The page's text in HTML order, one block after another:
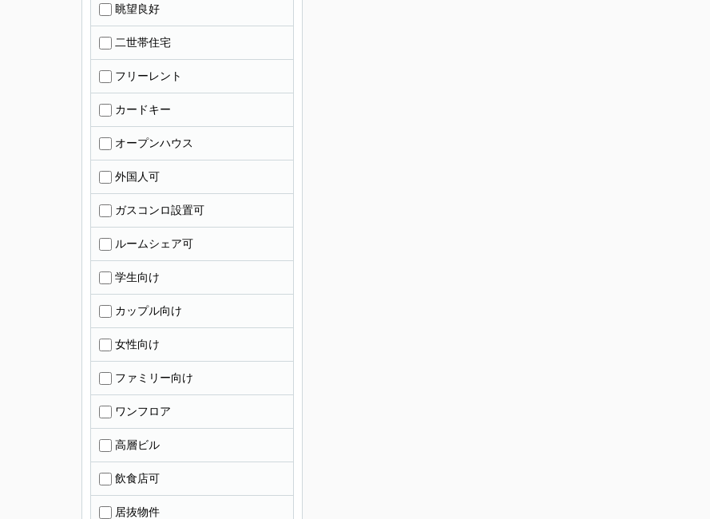
眺望良好
二世帯住宅
フリーレント
カードキー
オープンハウス
外国人可
ガスコンロ設置可
ルームシェア可
学生向け
カップル向け
女性向け
ファミリー向け
ワンフロア
高層ビル
飲食店可
居抜物件